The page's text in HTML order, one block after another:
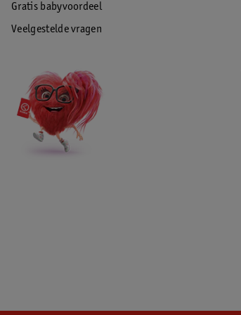
Gratis babyvoordeel
Veelgestelde vragen